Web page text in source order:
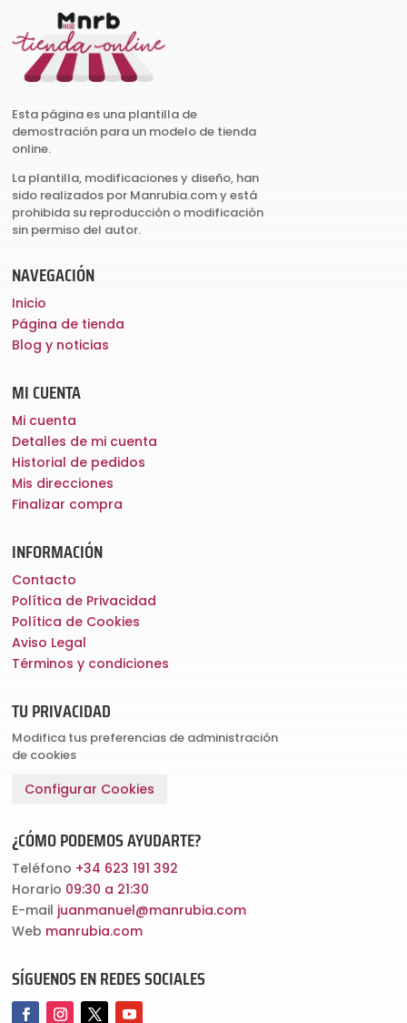
Esta página es una plantilla de
demostración para un modelo de tienda
online.
La plantilla, modificaciones y diseño, han
sido realizados por Manrubia.com y está
prohibida su reproducción o modificación
sin permiso del autor.
NAVEGACIÓN
Inicio
Página de tienda
Blog y noticias
MI CUENTA
Mi cuenta
Detalles de mi cuenta
Historial de pedidos
Mis direcciones
Finalizar compra
INFORMACIÓN
Contacto
Política de Privacidad
Política de Cookies
Aviso Legal
Términos y condiciones
TU PRIVACIDAD
Modifica tus preferencias de administración
de cookies
Configurar Cookies
¿CÓMO PODEMOS AYUDARTE?
Teléfono +34 623 191 392
Horario 09:30 a 21:30
E-mail juanmanuel@manrubia.com
Web manrubia.com
SÍGUENOS EN REDES SOCIALES